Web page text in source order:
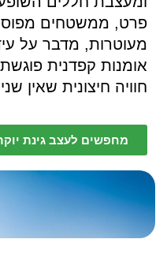
פרט, ממשטחים
מעוטרות, מדבר על
אומנות קפדנית
חוויה חיצונית שאין
מחפשים לעצב גינת